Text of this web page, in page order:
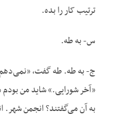
ترتیب کار را بده.
س- به طه.
ج- به طه. طه گفت،
«آخر شورایی.» شاید من
به آن می‌گفتند؟ انجمن